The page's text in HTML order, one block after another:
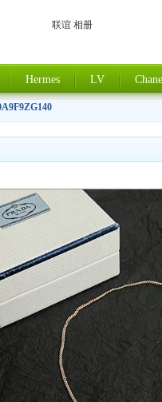
联谊 相册
Hermes LV